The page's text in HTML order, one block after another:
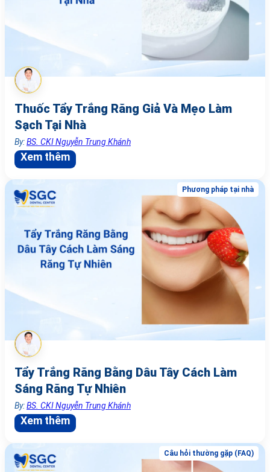
Thuốc Tẩy Trắng Răng Giả Và Mẹo Làm
Sạch Tại Nhà
By:BS. CKI Nguyễn Trung Khánh
Xem thêm
Phương pháp tại nhà
Tẩy Trắng Răng Bằng Dâu Tây Cách Làm
Sáng Răng Tự Nhiên
By:BS. CKI Nguyễn Trung Khánh
Xem thêm
Câu hỏi thường gặp (FAQ)